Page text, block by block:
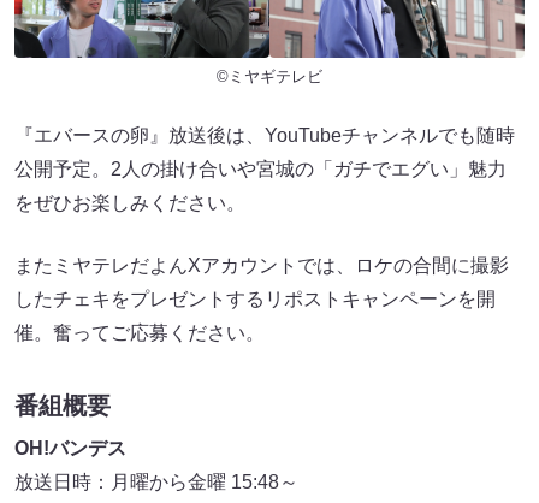
©ミヤギテレビ
『エバースの卵』放送後は、YouTubeチャンネルでも随時
公開予定。2人の掛け合いや宮城の「ガチでエグい」魅力
をぜひお楽しみください。
またミヤテレだよんXアカウントでは、ロケの合間に撮影
したチェキをプレゼントするリポストキャンペーンを開
催。奮ってご応募ください。
番組概要
OH!バンデス
放送日時：月曜から金曜 15:48～